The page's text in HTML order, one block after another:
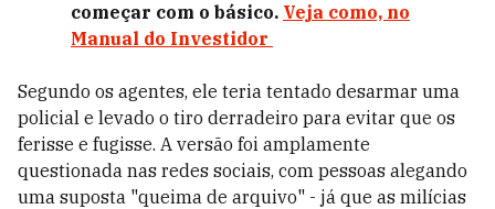
começar com o básico. Veja como, no
Manual do Investidor
Segundo os agentes, ele teria tentado desarmar uma
policial e levado o tiro derradeiro para evitar que os
ferisse e fugisse. A versão foi amplamente
questionada nas redes sociais, com pessoas alegando
uma suposta "queima de arquivo" - já que as milícias